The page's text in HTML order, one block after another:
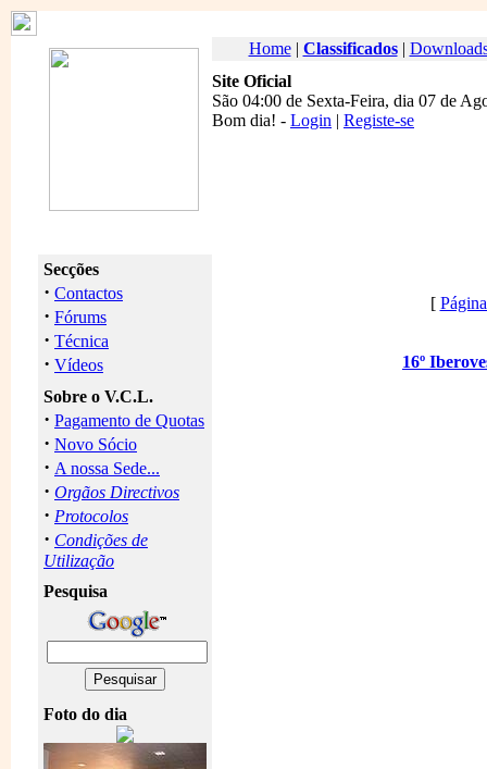
Home| Classificados|
Site Oficial
São 04:00 de Sexta-Feira, dia 07 de
Bom dia! - Login | Registe-se
Secções
· Contactos
· Fórums
· Técnica
· Vídeos
Sobre o V.C.L.
· Pagamento de Quotas
· Novo Sócio
· A nossa Sede...
· Orgãos Directivos
· Protocolos
· Condições de
Utilização
Pesquisa
Foto do dia
[
16º